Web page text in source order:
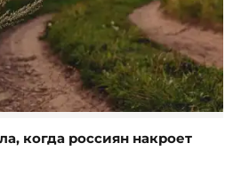
когда россиян накроет